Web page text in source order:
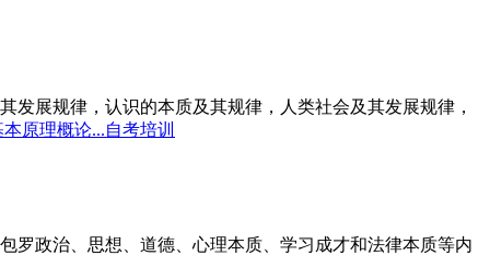
展规律，认识的本质及其规律，人类社会及其发展规律，
原理概论...自考培训
罗政治、思想、道德、心理本质、学习成才和法律本质等内